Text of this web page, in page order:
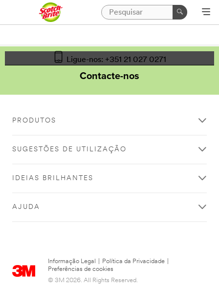
Ligue-nos: +351 21 027 0271
Contacte-nos
PRODUTOS
SUGESTÕES DE UTILIZAÇÃO
IDEIAS BRILHANTES
AJUDA
Informação Legal Política da Privacidade
Preferências de cookies
© 3M 2026. All Rights Reserved.